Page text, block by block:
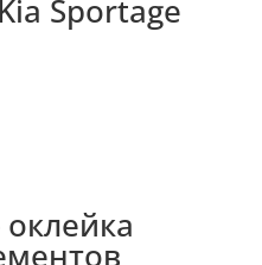
Sportage